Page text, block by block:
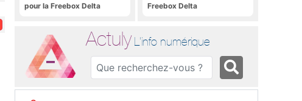
pour la Freebox Delta
Freebox Delta
Actuly L'info numérique